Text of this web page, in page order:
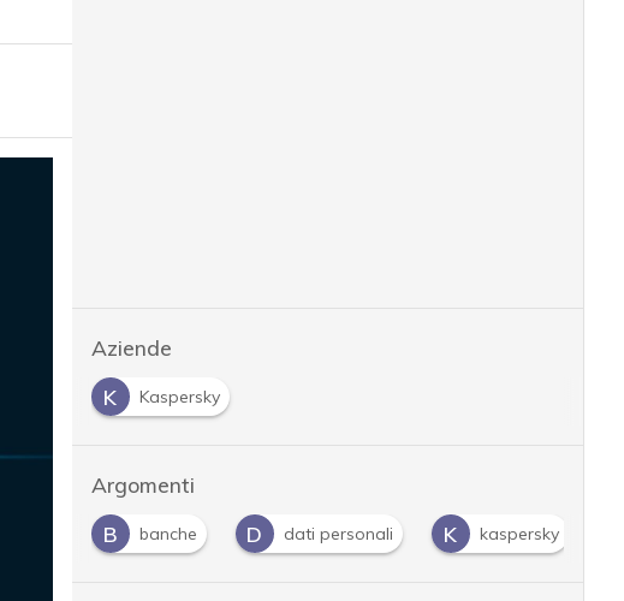
Aziende
K
Kaspersky
Argomenti
B banche D dati personali K kaspersky